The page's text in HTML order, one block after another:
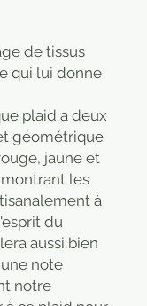
de tissus
qui lui donne
plaid a deux
géométrique
jaune et
les
à
du
aussi bien
note
notre